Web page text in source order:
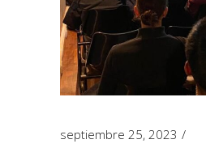
septiembre 25, 2023